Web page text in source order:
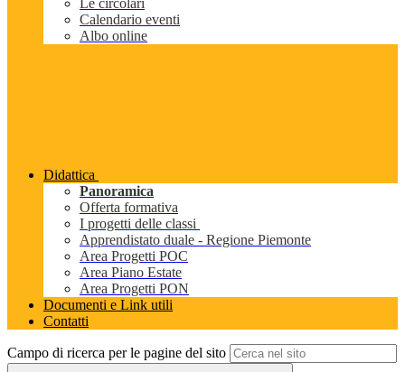
Le circolari
Calendario eventi
Albo online
Didattica
Panoramica
Offerta formativa
I progetti delle classi
Apprendistato duale - Regione Piemonte
Area Progetti POC
Area Piano Estate
Area Progetti PON
Documenti e Link utili
Contatti
Campo di ricerca per le pagine del sito